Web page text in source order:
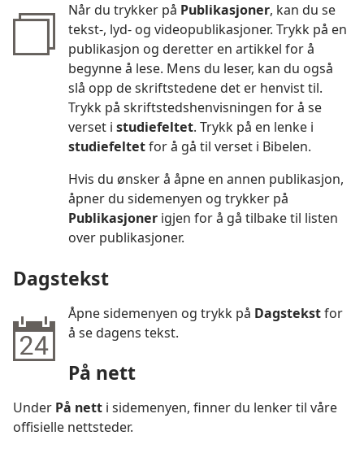
Når du trykker på Publikasjoner, kan du se
tekst-, lyd- og videopublikasjoner. Trykk på en
publikasjon og deretter en artikkel for å
begynne å lese. Mens du leser, kan du også
slå opp de skriftstedene det er henvist til.
Trykk på skriftstedshenvisningen for å se
verset i studiefeltet. Trykk på en lenke i
studiefeltetfor å gå til verset i Bibelen.
Hvis du ønsker å åpne en annen publikasjon,
åpner du sidemenyen og trykker på
Publikasjoner igjen for å gå tilbake til listen
over publikasjoner.
Dagstekst
Åpne sidemenyen og trykk på Dagstekstfor
å se dagens tekst.
På nett
Under På nett i sidemenyen, finner du lenker til våre
offisielle nettsteder.